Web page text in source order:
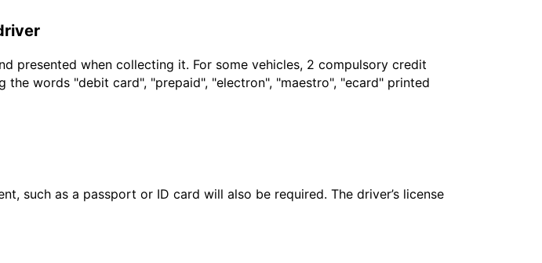
presented when collecting it. For some vehicles, 2 compulsory credit
words "debit card", "prepaid", "electron", "maestro", "ecard" printed
such as a passport or ID card will also be required. The driver’s license